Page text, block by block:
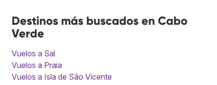
Destinos más buscados en Cabo
Verde
Vuelos a Sal
Vuelos a Praia
Vuelos a Isla de São Vicente